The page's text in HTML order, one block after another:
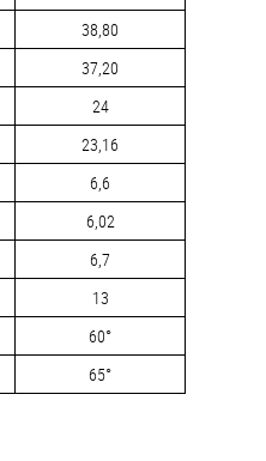
38,80
37,20
24
23,16
6,6
6,02
6,7
13
60°
65°